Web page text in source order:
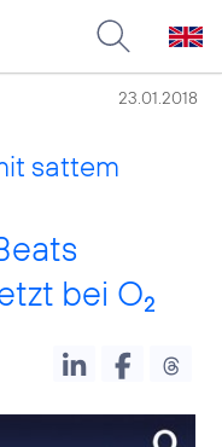
23.01.2018
sattem
bei O2